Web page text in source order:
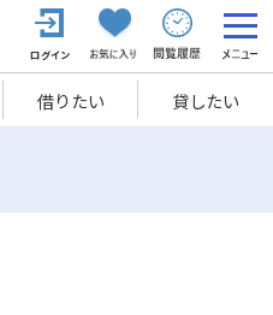
借りたい 貸したい